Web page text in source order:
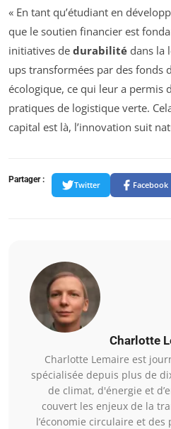
« En tant qu’étudiant en
que le soutien financier est
initiatives de durabilité dans la
ups transformées par des fonds
écologique, ce qui leur a permis
pratiques de logistique verte.
capital est là, l’innovation suit
Partager :
Twitter Facebook
Charlotte
Charlotte Lemaire est
spécialisée depuis plus de
de climat, d'énergie et
couvert les enjeux de la
l’économie circulaire et